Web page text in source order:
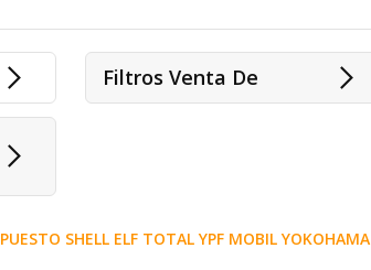
Filtros Venta De
SHELL ELF TOTAL YPF MOBIL YOKOHAMA